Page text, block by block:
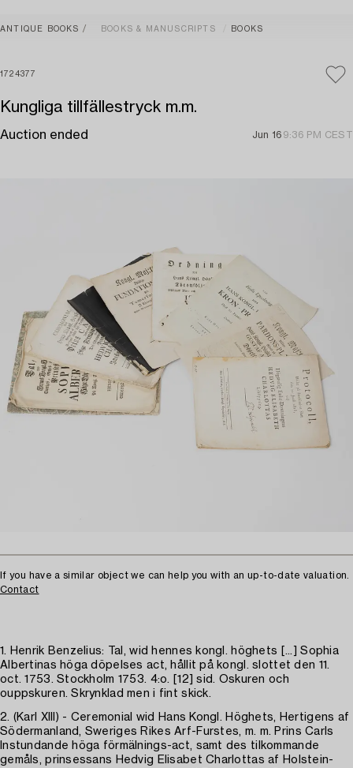
ANTIQUE BOOKS BOOKS & MANUSCRIPTS BOOKS
1724377
Kungliga tillfällestryck m.m.
Auction ended Jun 16 9:36 PM CEST
If you have a similar object we can help you with an up-to-date valuation.
Contact
1. Henrik Benzelius: Tal, wid hennes kongl. höghets [...] Sophia
Albertinas höga döpelses act, hållit på kongl. slottet den 11.
oct. 1753. Stockholm 1753. 4:o. [12] sid. Oskuren och
ouppskuren. Skrynklad men i fint skick.
2. (Karl XIII) - Ceremonial wid Hans Kongl. Höghets, Hertigens af
Södermanland, Sweriges Rikes Arf-Furstes, m. m. Prins Carls
Instundande höga förmälnings-act, samt des tilkommande
gemåls, prinsessans Hedvig Elisabet Charlottas af Holstein-